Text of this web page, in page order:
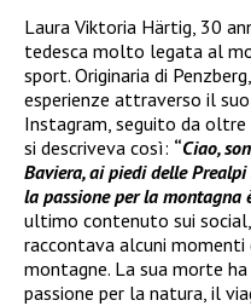
Laura Viktoria Härtig, 30
tedesca molto legata al
sport. Originaria di
esperienze attraverso il
Instagram, seguito da
si descriveva così: “Ciao,
Baviera, ai piedi delle
la passione per la montagna
ultimo contenuto sui
raccontava alcuni
montagne. La sua morte
passione per la natura, il